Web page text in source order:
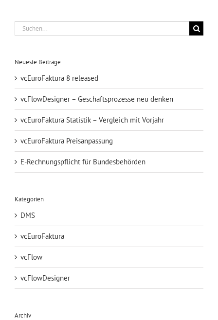
Suche
nach:
Neueste Beiträge
vcEuroFaktura 8 released
vcFlowDesigner – Geschäftsprozesse neu denken
vcEuroFaktura Statistik – Vergleich mit Vorjahr
vcEuroFaktura Preisanpassung
E-Rechnungspflicht für Bundesbehörden
Kategorien
DMS
vcEuroFaktura
vcFlow
vcFlowDesigner
Archiv